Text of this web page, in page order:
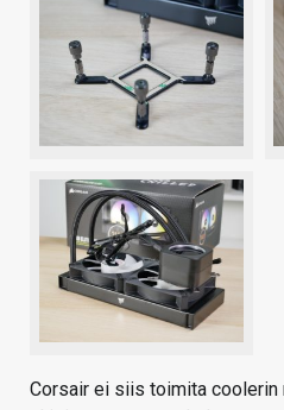
Corsair ei siis toimita coolerin